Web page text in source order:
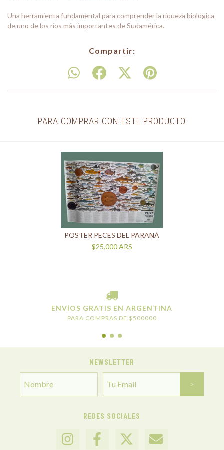
Una herramienta fundamental para comprender la riqueza biológica
de uno de los ríos más importantes de Sudamérica.
Compartir:
PARA COMPRAR CON ESTE PRODUCTO
POSTER PECES DEL PARANÁ
$25.000ARS
ENVÍOS GRATIS EN ARGENTINA
PARA COMPRAS DE $500000
NEWSLETTER
REDES SOCIALES